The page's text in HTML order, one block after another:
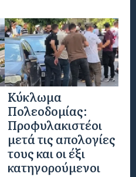
Κύκλωμα
Πολεοδομίας:
Προφυλακιστέοι
μετά τις απολογίες
τους και οι έξι
κατηγορούμενοι